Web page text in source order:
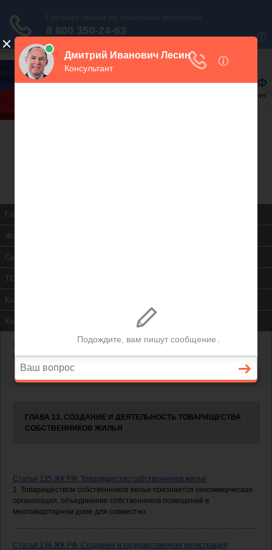
В закладки
Главная
Жилищная инспекция
Скачать ЖК РФ
ТСЖ
Контакты
Консультация юриста
Жилищный кодекс РФ—Глава 13. Создание и деятельность
товарищества собственников жилья
ГЛАВА 13. СОЗДАНИЕ И ДЕЯТЕЛЬНОСТЬ ТОВАРИЩЕСТВА
СОБСТВЕННИКОВ ЖИЛЬЯ
Статья 135 ЖК РФ. Товарищество собственников жилья
1. Товариществом собственников жилья признается некоммерческая
организация, объединение собственников помещений в
многоквартирном доме для совместно
Статья 136 ЖК РФ. Создание и государственная регистрация